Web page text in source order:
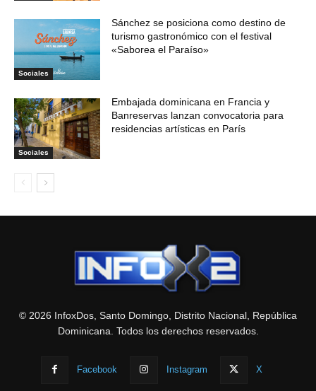
Sociales
Sánchez se posiciona como destino de
turismo gastronómico con el festival
«Saborea el Paraíso»
Sociales
Embajada dominicana en Francia y
Banreservas lanzan convocatoria para
residencias artísticas en París
© 2026 InfoxDos, Santo Domingo, Distrito Nacional, República
Dominicana. Todos los derechos reservados.
Facebook Instagram X